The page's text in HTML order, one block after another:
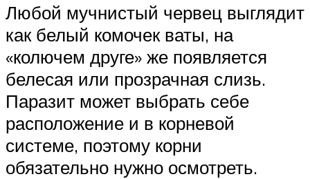
Любой мучнистый червец выглядит
как белый комочек ваты, на
«колючем друге» же появляется
белесая или прозрачная слизь.
Паразит может выбрать себе
расположение и в корневой
системе, поэтому корни
обязательно нужно осмотреть.